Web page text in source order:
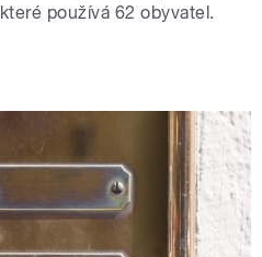
používá 62 obyvatel.